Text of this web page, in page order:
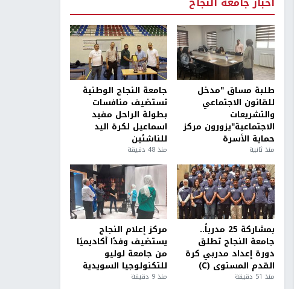
طلبة مساق "مدخل
للقانون الاجتماعي
والتشريعات
الاجتماعية"يزورون مركز
حماية الأسرة
منذ ثانية
جامعة النجاح الوطنية
تستضيف منافسات
بطولة الراحل مفيد
اسماعيل لكرة اليد
للناشئين
منذ 48 دقيقة
بمشاركة 25 مدرباً..
جامعة النجاح تطلق
دورة إعداد مدربي كرة
القدم المستوى (C)
منذ 51 دقيقة
مركز إعلام النجاح
يستضيف وفدًا أكاديميًا
من جامعة لوليو
للتكنولوجيا السويدية
منذ 9 دقيقة